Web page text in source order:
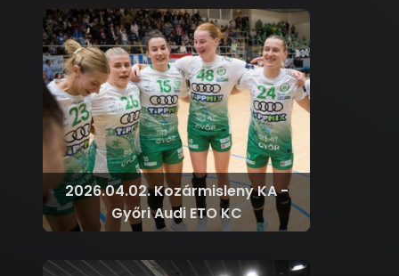
2026.04.02. Kozármisleny KA -
Győri Audi ETO KC